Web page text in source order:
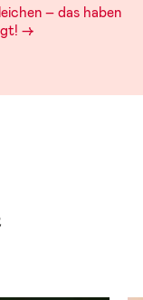
– das haben
->